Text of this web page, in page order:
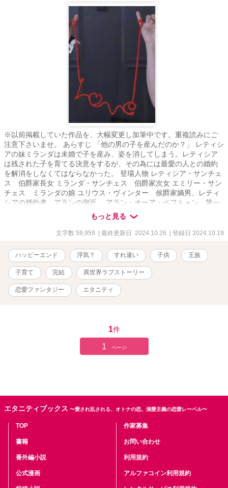
※以前掲載していた作品を、大幅変更し加筆中です。重複読みにご
注意下さいませ。 あらすじ 「他の男の子を産んだのか？」 レティシ
アの妹ミランダは未婚で子を産み、姿を消してしまう。レティシア
は残された子を育てる決意をするが、その為には最愛の人との婚約
を解消をしなくてはならなかった。 登場人物 レティシア・サンチェ
ス 伯爵家長女 ミランダ・サンチェス 伯爵家次女 エミリー・サン
チェス ミランダの娘 ユリウス・ヴィンター 侯爵家嫡男、レティ
シアの婚約者。アランの側近。 アラン・オーア・ベフトォン 第一
王子 イヴ・ヴァルト ヴァルト伯爵の嫡男で子爵の爵位を持つ。文
官、アランの側近、ユリウスの友人 オヴァル・シュトラール エミ
リーの父親 モリス・シュルツ 男爵家三男。レティシアの友人
もっと見る
文字数 59,959 | 最終更新日 2024.10.26 | 登録日 2024.10.19
ハッピーエンド 浮気？ すれ違い 子供 王族
子育て 完結 異世界ラブストーリー
恋愛ファンタジー エタニティ
1件
1 ページ
エタニティブックス 〜愛され乱される、オトナの恋。溺愛主義の恋愛レーベル〜
TOP
書籍
番外編小説
公式漫画
作家募集
お問い合わせ
利用規約
アルファコイン利用規約